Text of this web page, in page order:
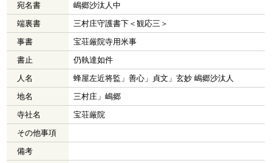
宛名書
嶋郷沙汰人中
端裏書
三村庄守護書下＜観応三＞
事書
宝荘厳院寺用米事
書止
仍執達如件
人名
蜂屋左近将監」善心」貞文」玄妙 嶋郷沙汰人
地名
三村庄」嶋郷
寺社名
宝荘厳院
その他事項
備考